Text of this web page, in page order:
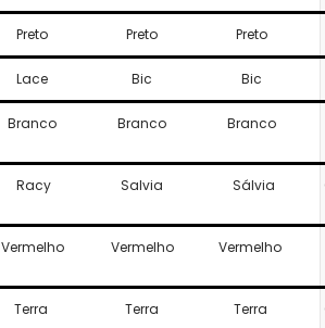
Preto Preto Preto
Lace Bic Bic
Branco Branco Branco
Racy Salvia Sálvia
Vermelho Vermelho Vermelho
Terra Terra Terra